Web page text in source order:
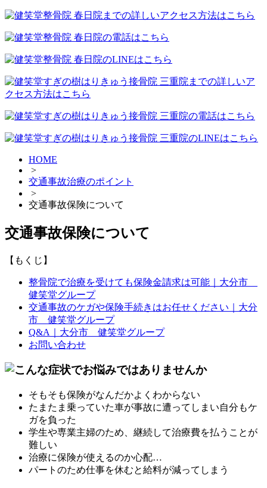
HOME
>
交通事故治療のポイント
>
交通事故保険について
交通事故保険について
【もくじ】
整骨院で治療を受けても保険金請求は可能｜大分市
健笑堂グループ
交通事故のケガや保険手続きはお任せください｜大分
市 健笑堂グループ
Q&A｜大分市 健笑堂グループ
お問い合わせ
そもそも保険がなんだかよくわからない
たまたま乗っていた車が事故に遭ってしまい自分もケ
ガを負った
学生や専業主婦のため、継続して治療費を払うことが
難しい
治療に保険が使えるのか心配…
パートのため仕事を休むと給料が減ってしまう